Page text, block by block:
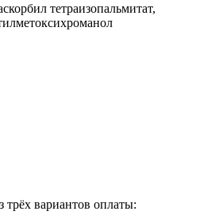
тетраизопальмитат,
вариантов оплаты: